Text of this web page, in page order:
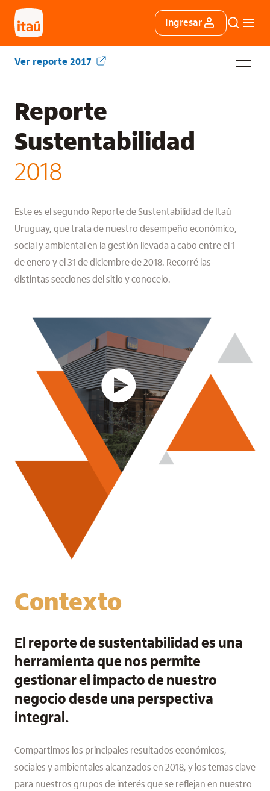
Ingresar
Ver reporte 2017
Reporte
Sustentabilidad
2018
Este es el segundo Reporte de Sustentabilidad de Itaú
Uruguay, que trata de nuestro desempeño económico,
social y ambiental en la gestión llevada a cabo entre el 1
de enero y el 31 de diciembre de 2018. Recorré las
distintas secciones del sitio y conocelo.
Contexto
El reporte de sustentabilidad es una
herramienta que nos permite
gestionar el impacto de nuestro
negocio desde una perspectiva
integral.
Compartimos los principales resultados económicos,
sociales y ambientales alcanzados en 2018, y los temas clave
para nuestros grupos de interés que se reflejan en nuestro